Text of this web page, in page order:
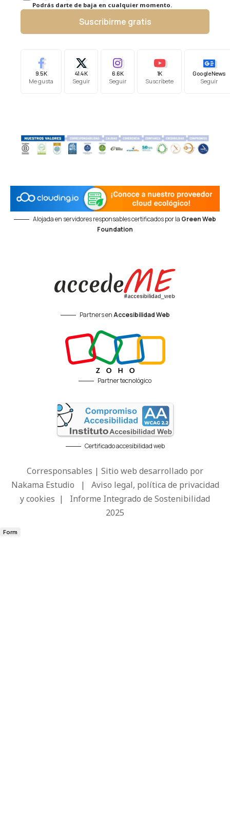
Podrás darte de baja en cualquier momento.
Suscribirme gratis
9.5K
Me gusta
41.4K
Seguir
6.6K
Seguir
1K
Suscríbete
Google News
Seguir
Alojada en servidores responsables certificados por la Green Web
Foundation
Partners enAccesibilidad Web
Partner tecnológico
Certificado accesibilidad web
Corresponsables | Sitio web desarrollado por
Nakama Estudio | Aviso legal, política de privacidad
y cookies | Informe Integrado de Sostenibilidad
2025
Form